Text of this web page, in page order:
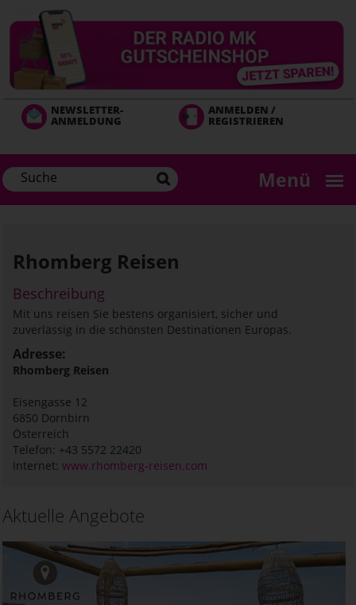
zum
Inhalt
NEWSLETTER-
ANMELDUNG
ANMELDEN /
REGISTRIEREN
Menü
Rhomberg Reisen
Beschreibung
Mit uns reisen Sie bestens organisiert, sicher und
zuverlässig in die schönsten Destinationen Europas.
Adresse:
Rhomberg Reisen
Eisengasse 12
6850 Dornbirn
Österreich
Telefon: +43 5572 22420
Internet: www.rhomberg-reisen.com
Aktuelle Angebote